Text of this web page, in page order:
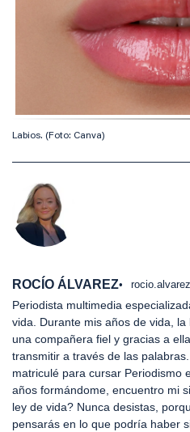
Labios. (Foto: Canva)
ROCÍO ÁLVAREZ
Periodista multimedia
vida. Durante mis años de vida,
una compañera fiel y gracias a
transmitir a través de las
matriculé para cursar Periodismo
años formándome, encuentro mi
ley de vida? Nunca desistas,
pensarás en lo que podría haber